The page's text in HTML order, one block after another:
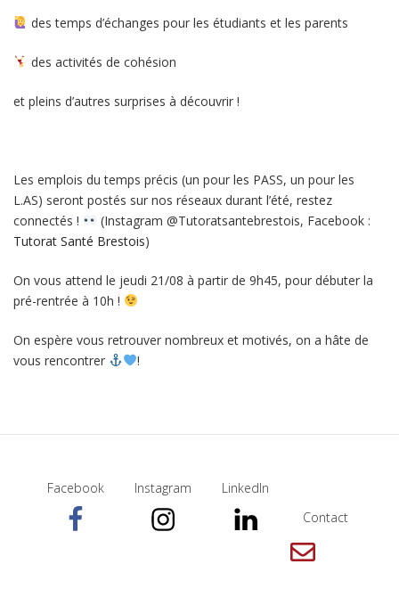
des temps d’échanges pour les étudiants et les parents
des activités de cohésion
et pleins d’autres surprises à découvrir !
Les emplois du temps précis (un pour les PASS, un pour les
L.AS) seront postés sur nos réseaux durant l’été, restez
connectés !
(Instagram @Tutoratsantebrestois, Facebook :
Tutorat Santé Brestois)
On vous attend le jeudi 21/08 à partir de 9h45, pour débuter la
pré-rentrée à 10h !
On espère vous retrouver nombreux et motivés, on a hâte de
vous rencontrer
!
Facebook Instagram
LinkedIn
Contact